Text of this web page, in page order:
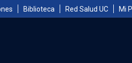
Biblioteca Red Salud UC Mi